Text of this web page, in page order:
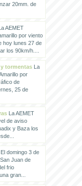
20mm. de
AEMET
por viento
hoy lunes 27 de
los 90km/h....
tormentasLa
por
de
25 de
La AEMET
de aviso
y Baza los
domingo 3 de
Juan de
frio
gran...